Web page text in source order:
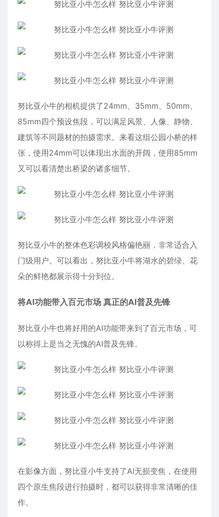
努比亚小牛的相机提供了24mm、35mm、50mm、
85mm四个预设焦段，可以满足风景、人像、静物、
建筑等不同题材的拍摄需求。来看这组公园小桥的样
张，使用24mm可以体现出水面的开阔，使用85mm
又可以看清楚出桥梁的诸多细节。
努比亚小牛的整体色彩调校风格偏艳丽，非常适合入
门级用户。可以看出，努比亚小牛将湖水的碧绿、花
朵的鲜艳都展示得十分到位。
将AI功能带入百元市场 真正的AI普及先锋
努比亚小牛也将好用的AI功能带来到了百元市场，可
以称得上是当之无愧的AI普及先锋。
在影像方面，努比亚小牛支持了AI无损变焦，在使用
四个原生焦段进行拍摄时，都可以获得非常清晰的佳
作。